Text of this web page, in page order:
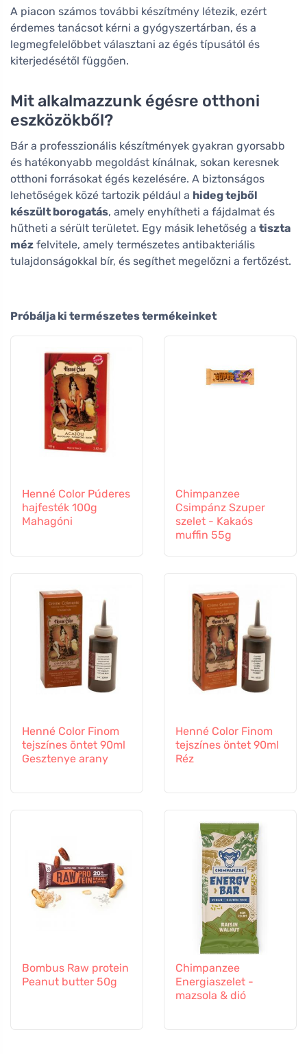
A piacon számos további készítmény létezik, ezért
érdemes tanácsot kérni a gyógyszertárban, és a
legmegfelelőbbet választani az égés típusától és
kiterjedésétől függően.
Mit alkalmazzunk égésre otthoni
eszközökből?
Bár a professzionális készítmények gyakran gyorsabb
és hatékonyabb megoldást kínálnak, sokan keresnek
otthoni forrásokat égés kezelésére. A biztonságos
lehetőségek közé tartozik például a hideg tejből
készült borogatás, amely enyhítheti a fájdalmat és
hűtheti a sérült területet. Egy másik lehetőség a tiszta
méz felvitele, amely természetes antibakteriális
tulajdonságokkal bír, és segíthet megelőzni a fertőzést.
Próbálja ki természetes termékeinket
Henné Color Púderes
hajfesték 100g
Mahagóni
Chimpanzee
Csimpánz Szuper
szelet - Kakaós
muffin 55g
Henné Color Finom
tejszínes öntet 90ml
Gesztenye arany
Henné Color Finom
tejszínes öntet 90ml
Réz
Bombus Raw protein
Peanut butter 50g
Chimpanzee
Energiaszelet -
mazsola & dió